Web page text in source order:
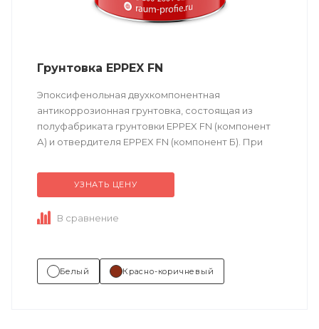
Грунтовка EPPEX FN
Эпоксифенольная двухкомпонентная
антикоррозионная грунтовка, состоящая из
полуфабриката грунтовки EPPEX FN (компонент
А) и отвердителя EPPEX FN (компонент Б). При
широкой гамме химикатов....
УЗНАТЬ ЦЕНУ
В сравнение
Белый Красно-коричневый